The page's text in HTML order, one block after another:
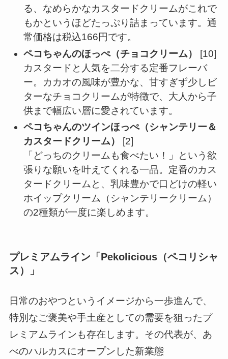
る、なめらかなカスタードクリームがこれで
もかというほどたっぷり詰まっています。通
常価格は税込166円です。
ペコちゃんのほっぺ（チョコクリーム）
[10]
カスタードと人気を二分する定番フレーバ
ー。カカオの風味が豊かな、甘すぎず少しビ
ターなチョコクリームが特徴で、大人から子
供まで幅広い層に愛されています。
ペコちゃんのツインほっぺ（シャンテリー＆
カスタードクリーム）
[2]
「どっちのクリームも食べたい！」という欲
張りな願いを叶えてくれる一品。定番のカス
タードクリームと、乳味豊かで口どけの軽い
ホイップクリーム（シャンテリークリーム）
の2種類が一度に楽しめます。
プレミアムライン「Pekolicious（ペコリシャ
ス）」
日常のおやつというイメージから一歩進んで、
特別なご褒美や手土産としての需要を狙ったプ
レミアムラインも存在します。その代表が、あ
べのハルカスにオープンした新業態